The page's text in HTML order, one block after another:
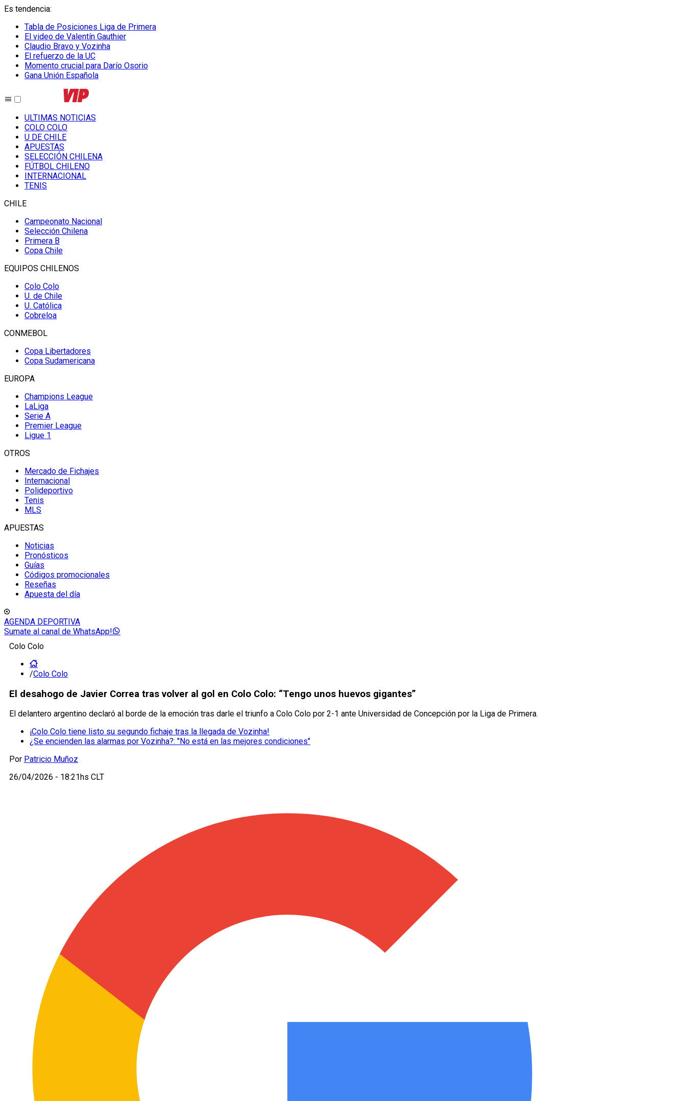
Es tendencia:
Tabla de Posiciones Liga de Primera
El video de Valentín Gauthier
Claudio Bravo y Vozinha
El refuerzo de la UC
Momento crucial para Darío Osorio
Gana Unión Española
ULTIMAS NOTICIAS
COLO COLO
U DE CHILE
APUESTAS
SELECCIÓN CHILENA
FÚTBOL CHILENO
INTERNACIONAL
TENIS
CHILE
Campeonato Nacional
Selección Chilena
Primera B
Copa Chile
EQUIPOS CHILENOS
Colo Colo
U. de Chile
U. Católica
Cobreloa
CONMEBOL
Copa Libertadores
Copa Sudamericana
EUROPA
Champions League
LaLiga
Serie A
Premier League
Ligue 1
OTROS
Mercado de Fichajes
Internacional
Polideportivo
Tenis
MLS
APUESTAS
Noticias
Pronósticos
Guías
Códigos promocionales
Reseñas
Apuesta del día
AGENDA DEPORTIVA
Sumate al canal de WhatsApp!
Colo Colo
/Colo Colo
El desahogo de Javier Correa tras volver al gol en Colo Colo: “Tengo unos huevos gigantes”
El delantero argentino declaró al borde de la emoción tras darle el triunfo a Colo Colo por 2-1 ante Universidad de Concepción por la Liga de Primera.
¡Colo Colo tiene listo su segundo fichaje tras la llegada de Vozinha!
¿Se encienden las alarmas por Vozinha?: "No está en las mejores condiciones"
Por Patricio Muñoz
26/04/2026 - 18:21hs CLT